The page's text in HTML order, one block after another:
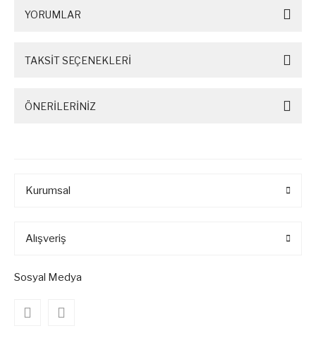
YORUMLAR
TAKSİT SEÇENEKLERİ
ÖNERİLERİNİZ
Kurumsal
Alışveriş
Sosyal Medya